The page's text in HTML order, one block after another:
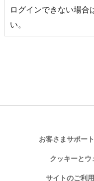
ログインできない場合
い。
お客さまサポート
クッキーとウ
サイトのご利